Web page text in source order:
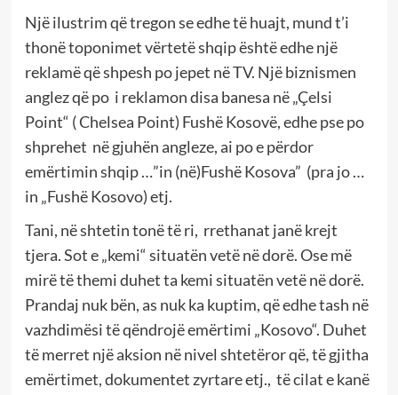
Një ilustrim që tregon se edhe të huajt, mund t’i
thonë toponimet vërtetë shqip është edhe një
reklamë që shpesh po jepet në TV. Një biznismen
anglez që po i reklamon disa banesa në „Çelsi
Point“ ( Chelsea Point) Fushë Kosovë, edhe pse po
shprehet në gjuhën angleze, ai po e përdor
emërtimin shqip …”in (në)Fushë Kosova” (pra jo …
in „Fushë Kosovo) etj.
Tani, në shtetin tonë të ri, rrethanat janë krejt
tjera. Sot e „kemi“ situatën vetë në dorë. Ose më
mirë të themi duhet ta kemi situatën vetë në dorë.
Prandaj nuk bën, as nuk ka kuptim, që edhe tash në
vazhdimësi të qëndrojë emërtimi „Kosovo“. Duhet
të merret një aksion në nivel shtetëror që, të gjitha
emërtimet, dokumentet zyrtare etj., të cilat e kanë